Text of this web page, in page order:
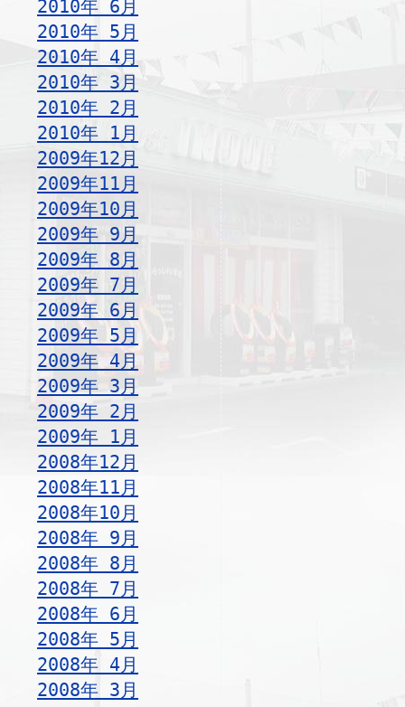
2010年 6月
2010年 5月
2010年 4月
2010年 3月
2010年 2月
2010年 1月
2009年12月
2009年11月
2009年10月
2009年 9月
2009年 8月
2009年 7月
2009年 6月
2009年 5月
2009年 4月
2009年 3月
2009年 2月
2009年 1月
2008年12月
2008年11月
2008年10月
2008年 9月
2008年 8月
2008年 7月
2008年 6月
2008年 5月
2008年 4月
2008年 3月